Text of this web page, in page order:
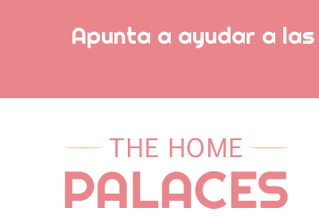
Apunta a ayudar a